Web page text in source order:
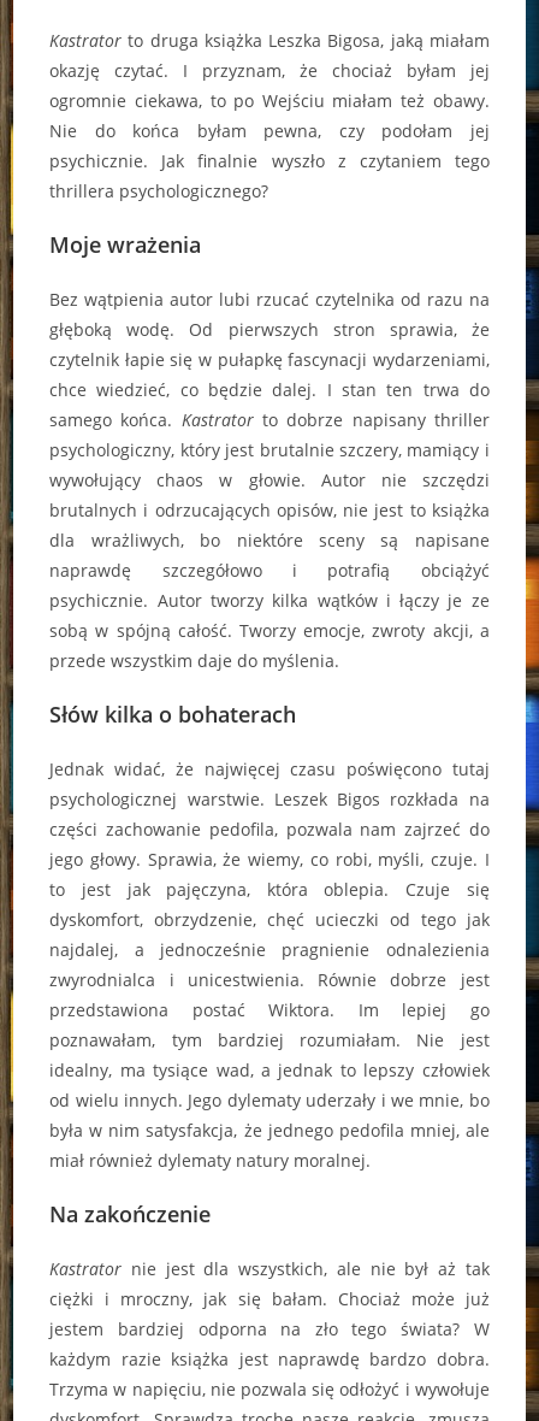
Kastrator to druga książka Leszka Bigosa, jaką miałam
okazję czytać. I przyznam, że chociaż byłam jej
ogromnie ciekawa, to po Wejściu miałam też obawy.
Nie do końca byłam pewna, czy podołam jej
psychicznie. Jak finalnie wyszło z czytaniem tego
thrillera psychologicznego?
Moje wrażenia
Bez wątpienia autor lubi rzucać czytelnika od razu na
głęboką wodę. Od pierwszych stron sprawia, że
czytelnik łapie się w pułapkę fascynacji wydarzeniami,
chce wiedzieć, co będzie dalej. I stan ten trwa do
samego końca. Kastratorto dobrze napisany thriller
psychologiczny, który jest brutalnie szczery, mamiący i
wywołujący chaos w głowie. Autor nie szczędzi
brutalnych i odrzucających opisów, nie jest to książka
dla wrażliwych, bo niektóre sceny są napisane
naprawdę szczegółowo i potrafią obciążyć
psychicznie. Autor tworzy kilka wątków i łączy je ze
sobą w spójną całość. Tworzy emocje, zwroty akcji, a
przede wszystkim daje do myślenia.
Słów kilka o bohaterach
Jednak widać, że najwięcej czasu poświęcono tutaj
psychologicznej warstwie. Leszek Bigos rozkłada na
części zachowanie pedofila, pozwala nam zajrzeć do
jego głowy. Sprawia, że wiemy, co robi, myśli, czuje. I
to jest jak pajęczyna, która oblepia. Czuje się
dyskomfort, obrzydzenie, chęć ucieczki od tego jak
najdalej, a jednocześnie pragnienie odnalezienia
zwyrodnialca i unicestwienia. Równie dobrze jest
przedstawiona postać Wiktora. Im lepiej go
poznawałam, tym bardziej rozumiałam. Nie jest
idealny, ma tysiące wad, a jednak to lepszy człowiek
od wielu innych. Jego dylematy uderzały i we mnie, bo
była w nim satysfakcja, że jednego pedofila mniej, ale
miał również dylematy natury moralnej.
Na zakończenie
Kastrator nie jest dla wszystkich, ale nie był aż tak
ciężki i mroczny, jak się bałam. Chociaż może już
jestem bardziej odporna na zło tego świata? W
każdym razie książka jest naprawdę bardzo dobra.
Trzyma w napięciu, nie pozwala się odłożyć i wywołuje